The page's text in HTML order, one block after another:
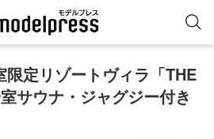
定リゾートヴィラ「THE
サウナ・ジャグジー付き